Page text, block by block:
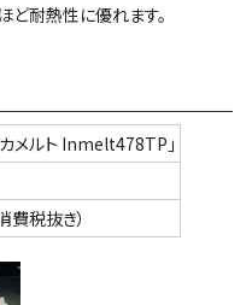
ど耐熱性に優れます。
メルト Inmelt478TP」
税抜き）